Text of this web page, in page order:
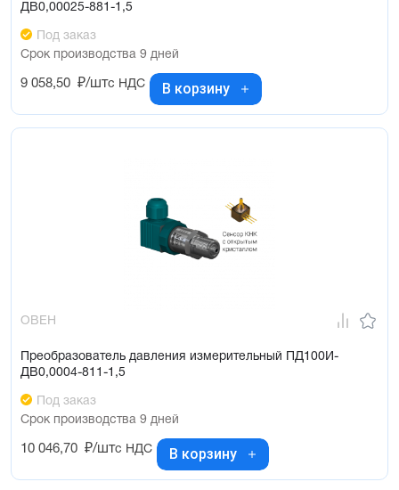
ДВ0,00025-881-1,5
Под заказ
Срок производства 9 дней
9 058,50 ₽/штс НДС В корзину
ОВЕН
Преобразователь давления измерительный ПД100И-
ДВ0,0004-811-1,5
Под заказ
Срок производства 9 дней
10 046,70 ₽/штс НДС В корзину